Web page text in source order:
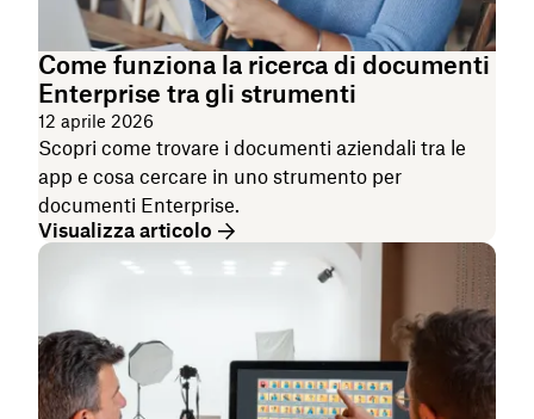
Come funziona la ricerca di documenti
Enterprise tra gli strumenti
12 aprile 2026
Scopri come trovare i documenti aziendali tra le
app e cosa cercare in uno strumento per
documenti Enterprise.
Visualizza articolo